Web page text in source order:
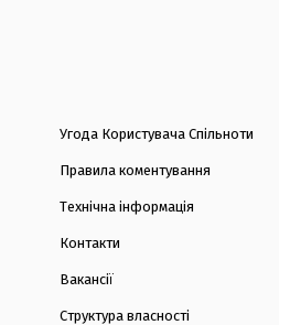
Угода Користувача Спільноти
Правила коментування
Технічна інформація
Контакти
Вакансії
Структура власності